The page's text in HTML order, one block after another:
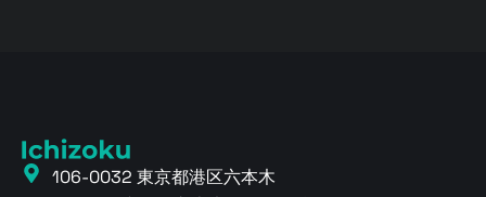
106-0032 東京都港区六本木